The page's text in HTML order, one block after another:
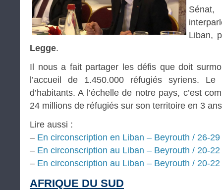
Sénat,
Liban,
Legge.
Il nous a fait partager les défis que doit
l’accueil de 1.450.000 réfugiés syriens.
d’habitants. A l’échelle de notre pays, c’est
24 millions de réfugiés sur son territoire en 3
Lire aussi :
– En circonscription en Liban – Beyrouth / 26-
– En circonscription au Liban – Beyrouth / 20-
– En circonscription au Liban – Beyrouth / 20-
AFRIQUE DU SUD